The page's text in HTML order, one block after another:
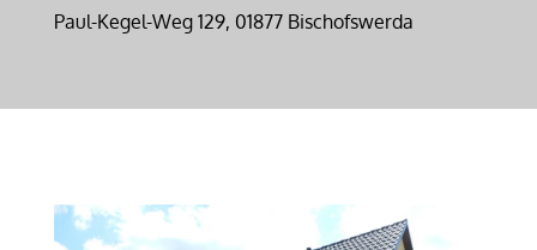
Paul-Kegel-Weg 129, 01877 Bischofswerda